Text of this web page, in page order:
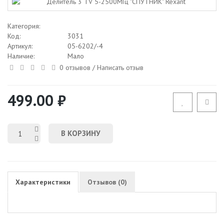
Категория:
Код:
3031
Артикул:
05-6202/-4
Наличие:
Мало
0 отзывов /Написать отзыв
499.00 ₽
В КОРЗИНУ
Характеристики Отзывов (0)